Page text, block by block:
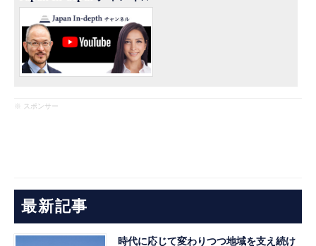
※ スポンサー
最新記事
時代に応じて変わりつつ地域を支え続け